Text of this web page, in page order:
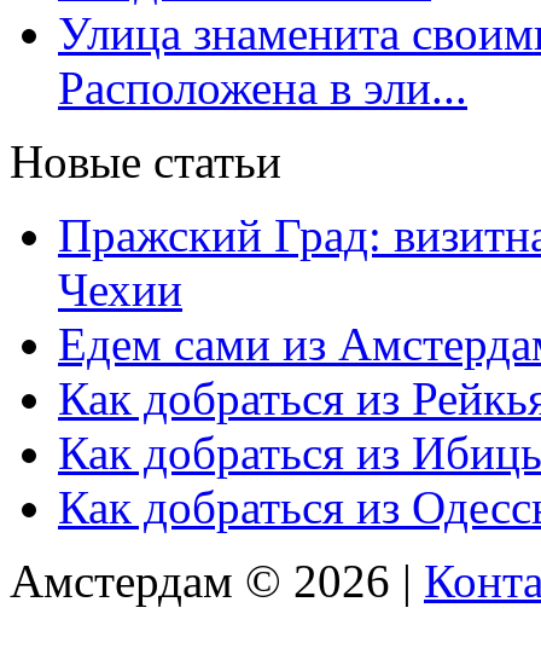
Улица знаменита
Расположена в эли...
Новые статьи
Пражский Град:
Чехии
Едем сами из
Как добраться из
Как добраться из
Как добраться из
Амстердам © 2026 |